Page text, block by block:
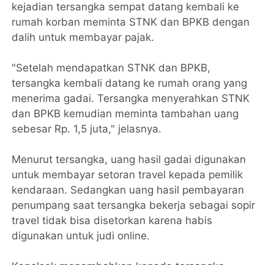
kejadian tersangka sempat datang kembali ke
rumah korban meminta STNK dan BPKB dengan
dalih untuk membayar pajak.
"Setelah mendapatkan STNK dan BPKB,
tersangka kembali datang ke rumah orang yang
menerima gadai. Tersangka menyerahkan STNK
dan BPKB kemudian meminta tambahan uang
sebesar Rp. 1,5 juta," jelasnya.
Menurut tersangka, uang hasil gadai digunakan
untuk membayar setoran travel kepada pemilik
kendaraan. Sedangkan uang hasil pembayaran
penumpang saat tersangka bekerja sebagai sopir
travel tidak bisa disetorkan karena habis
digunakan untuk judi online.